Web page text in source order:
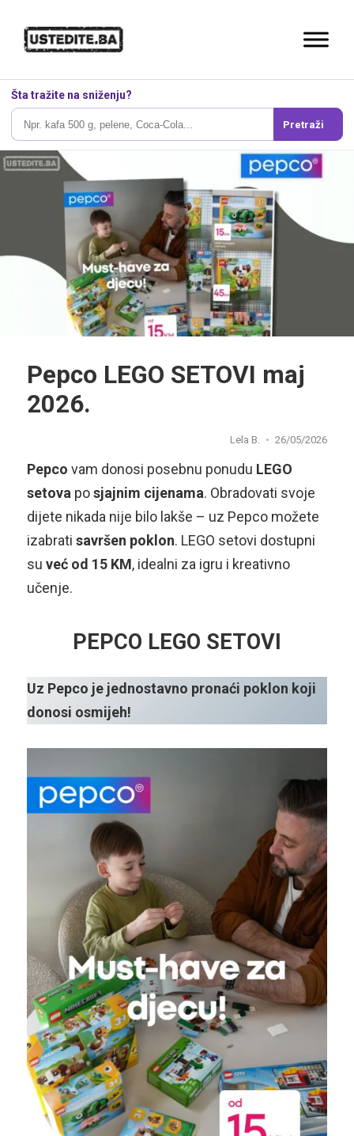
Šta tražite na sniženju?
Pretraži
Pepco LEGO SETOVI maj
2026.
Lela B. 26/05/2026
Pepco vam donosi posebnu ponudu LEGO
setova posjajnim cijenama. Obradovati svoje
dijete nikada nije bilo lakše – uz Pepco možete
izabrati savršen poklon. LEGO setovi dostupni
su već od 15 KM, idealni za igru i kreativno
učenje.
PEPCO LEGO SETOVI
Uz Pepco je jednostavno pronaći poklon koji
donosi osmijeh!